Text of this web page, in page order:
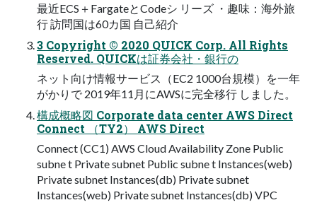
最近ECS＋FargateとCodeシ リーズ ・趣味：海外旅
行 訪問国は60カ国 自己紹介
3 Copyright © 2020 QUICK Corp. All Rights
Reserved. QUICKは証券会社・銀行の
ネット向け情報サービス（EC2 1000台規模）を一年
がかりで 2019年11月にAWSに完全移行 しました。
構成概略図 Corporate data center AWS Direct
Connect （TY2） AWS Direct
Connect (CC1) AWS Cloud Availability Zone Public
subne t Private subnet Public subne t Instances(web)
Private subnet Instances(db) Private subnet
Instances(web) Private subnet Instances(db) VPC